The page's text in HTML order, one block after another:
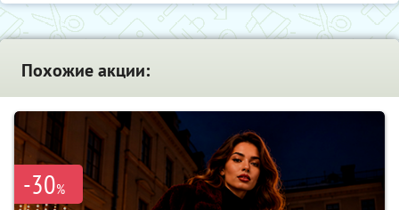
Похожие акции:
-30%